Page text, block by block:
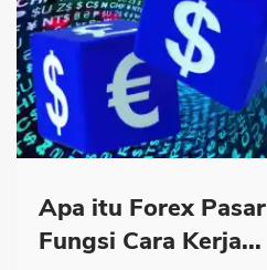
Apa itu Forex Pasar
Fungsi Cara Kerja...